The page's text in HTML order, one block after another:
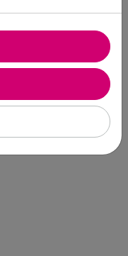
amigo
esta